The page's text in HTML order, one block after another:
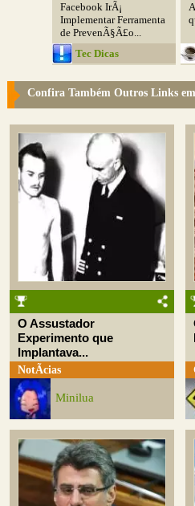
Facebook IrÃ¡
Implementar Ferramenta
de PrevenÃ§Ã£o...
Tec Dicas
Confira Também Outros Links
O Assustador
Experimento que
Implantava...
NotÃ­cias
Minilua